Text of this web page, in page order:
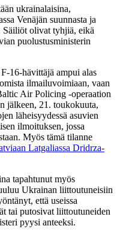
ukrainalaisina,
Venäjän suunnasta ja
Säiliöt olivat tyhjiä, eikä
puolustusministerin
16-hävittäjä ampui alas
ilmailuvoimiaan, vaan
Air Policing -operaation
jälkeen, 21. toukokuuta,
läheisyydessä asuvien
ilmoituksen, jossa
Myös tämä tilanne
Latgaliassa Dridrza-
tapahtunut myös
Ukrainan liittoutuneisiin
että useissa
tai putosivat liittoutuneiden
pyysi anteeksi.